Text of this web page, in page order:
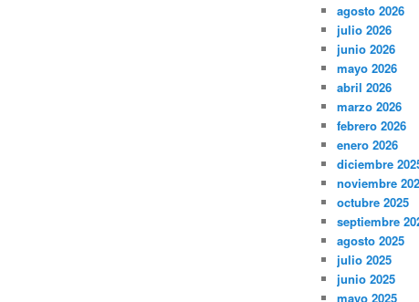
agosto 2026
julio 2026
junio 2026
mayo 2026
abril 2026
marzo 2026
febrero 2026
enero 2026
diciembre
noviembre
octubre 2025
septiembre
agosto 2025
julio 2025
junio 2025
mayo 2025